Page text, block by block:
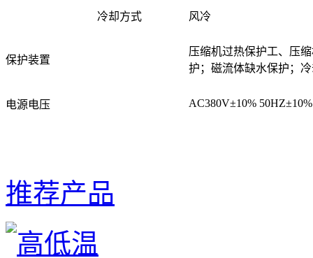
冷却方式 风冷
保护装置
压缩机过热保护工、压
护；磁流体缺水保护；
电源电压 AC380V±10% 50HZ±10%
推荐产品